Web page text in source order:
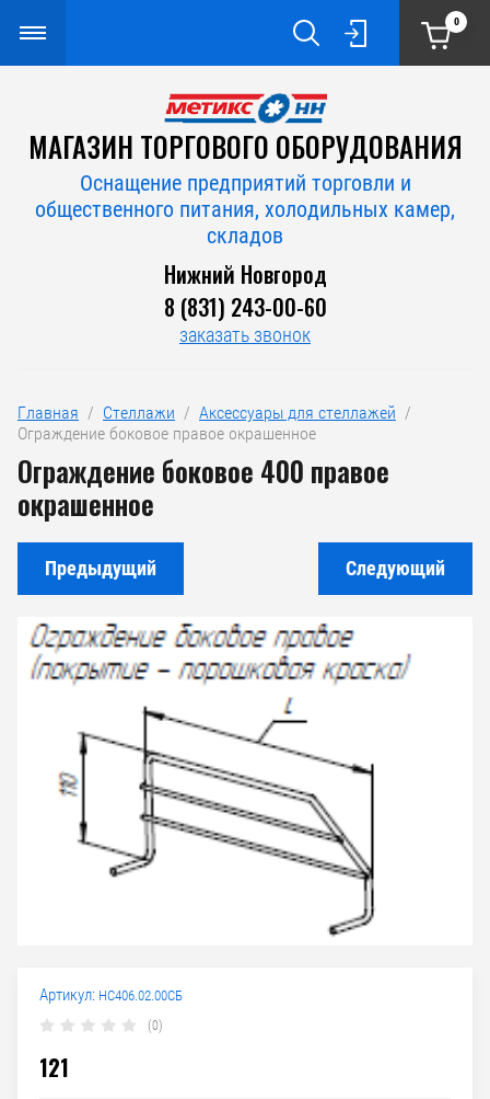
0
МАГАЗИН ТОРГОВОГО ОБОРУДОВАНИЯ
Оснащение предприятий торговли и
общественного питания, холодильных камер,
складов
Нижний Новгород
8 (831) 243-00-60
заказать звонок
Главная
  /
Стеллажи
  /
Аксессуары для стеллажей
  /
Ограждение боковое правое окрашенное
Ограждение боковое 400 правое
окрашенное
Предыдущий Следующий
Артикул: НС406.02.00СБ
(0)
121